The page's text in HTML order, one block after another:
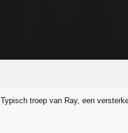
Typisch troep van Ray, een